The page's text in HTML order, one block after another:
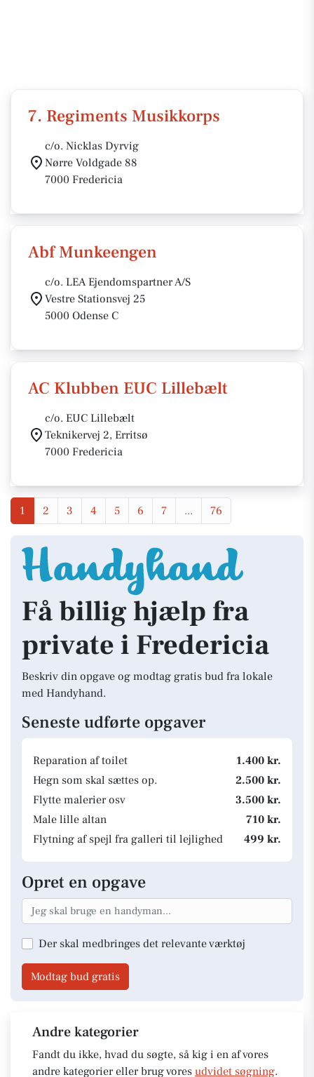
7. Regiments Musikkorps
c/o. Nicklas Dyrvig
Nørre Voldgade 88
7000 Fredericia
Abf Munkeengen
c/o. LEA Ejendomspartner A/S
Vestre Stationsvej 25
5000 Odense C
AC Klubben EUC Lillebælt
c/o. EUC Lillebælt
Teknikervej 2, Erritsø
7000 Fredericia
1 2 3 4 5 6 7 ... 76
Få billig hjælp fra
private i Fredericia
Beskriv din opgave og modtag gratis bud fra lokale
med Handyhand.
Seneste udførte opgaver
Reparation af toilet
1.400 kr.
Hegn som skal sættes op.
2.500 kr.
Flytte malerier osv
3.500 kr.
Male lille altan
710 kr.
Flytning af spejl fra galleri til lejlighed
499 kr.
Opret en opgave
Der skal medbringes det relevante værktøj
Modtag bud gratis
Andre kategorier
Fandt du ikke, hvad du søgte, så kig i en af vores
andre kategorier eller brug vores udvidet søgning.